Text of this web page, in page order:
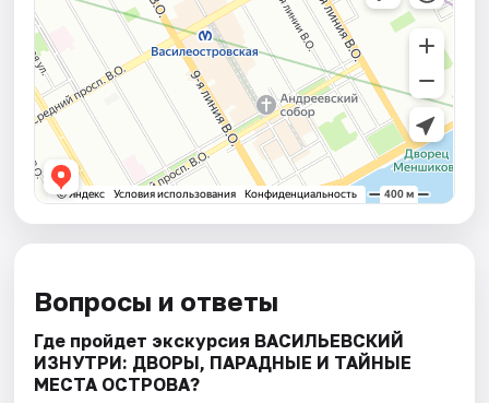
Вопросы и ответы
Где пройдет экскурсия ВАСИЛЬЕВСКИЙ
ИЗНУТРИ: ДВОРЫ, ПАРАДНЫЕ И ТАЙНЫЕ
МЕСТА ОСТРОВА?